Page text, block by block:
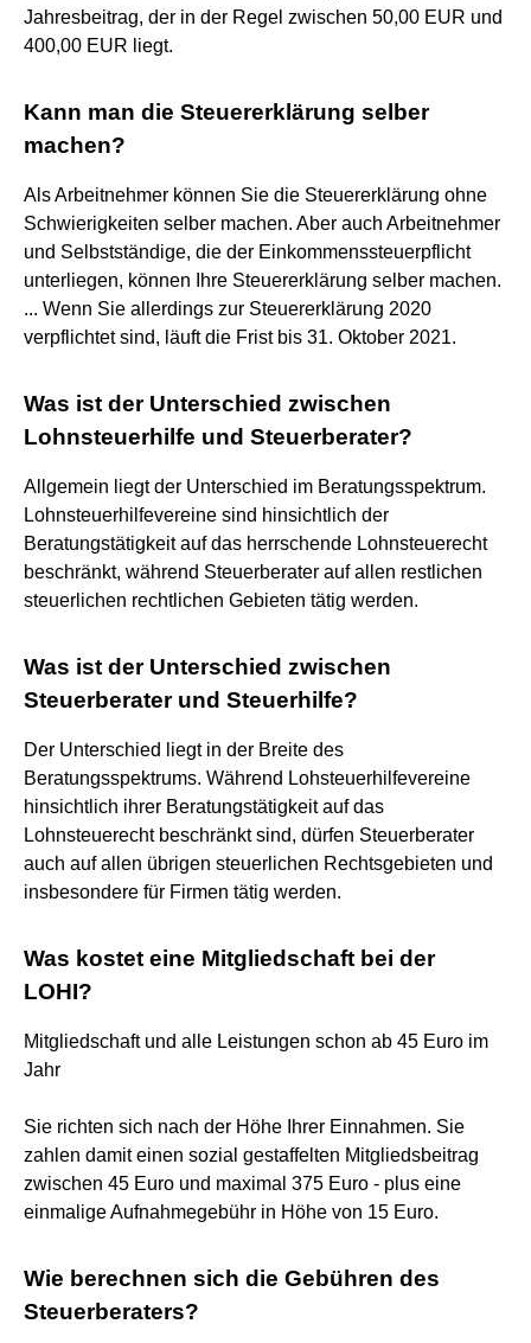
Jahresbeitrag, der in der Regel zwischen 50,00 EUR und
400,00 EUR liegt.
Kann man die Steuererklärung selber
machen?
Als Arbeitnehmer können Sie die Steuererklärung ohne
Schwierigkeiten selber machen. Aber auch Arbeitnehmer
und Selbstständige, die der Einkommenssteuerpflicht
unterliegen, können Ihre Steuererklärung selber machen.
... Wenn Sie allerdings zur Steuererklärung 2020
verpflichtet sind, läuft die Frist bis 31. Oktober 2021.
Was ist der Unterschied zwischen
Lohnsteuerhilfe und Steuerberater?
Allgemein liegt der Unterschied im Beratungsspektrum.
Lohnsteuerhilfevereine sind hinsichtlich der
Beratungstätigkeit auf das herrschende Lohnsteuerecht
beschränkt, während Steuerberater auf allen restlichen
steuerlichen rechtlichen Gebieten tätig werden.
Was ist der Unterschied zwischen
Steuerberater und Steuerhilfe?
Der Unterschied liegt in der Breite des
Beratungsspektrums. Während Lohsteuerhilfevereine
hinsichtlich ihrer Beratungstätigkeit auf das
Lohnsteuerecht beschränkt sind, dürfen Steuerberater
auch auf allen übrigen steuerlichen Rechtsgebieten und
insbesondere für Firmen tätig werden.
Was kostet eine Mitgliedschaft bei der
LOHI?
Mitgliedschaft und alle Leistungen schon ab 45 Euro im
Jahr
Sie richten sich nach der Höhe Ihrer Einnahmen. Sie
zahlen damit einen sozial gestaffelten Mitgliedsbeitrag
zwischen 45 Euro und maximal 375 Euro - plus eine
einmalige Aufnahmegebühr in Höhe von 15 Euro.
Wie berechnen sich die Gebühren des
Steuerberaters?